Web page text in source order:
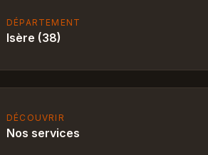
DÉPARTEMENT
Isère (38)
DÉCOUVRIR
Nos services